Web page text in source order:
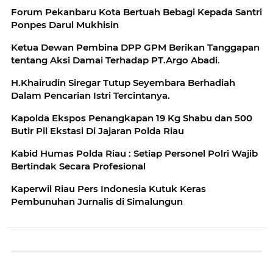
Forum Pekanbaru Kota Bertuah Bebagi Kepada Santri
Ponpes Darul Mukhisin
Ketua Dewan Pembina DPP GPM Berikan Tanggapan
tentang Aksi Damai Terhadap PT.Argo Abadi.
H.Khairudin Siregar Tutup Seyembara Berhadiah
Dalam Pencarian Istri Tercintanya.
Kapolda Ekspos Penangkapan 19 Kg Shabu dan 500
Butir Pil Ekstasi Di Jajaran Polda Riau
Kabid Humas Polda Riau : Setiap Personel Polri Wajib
Bertindak Secara Profesional
Kaperwil Riau Pers Indonesia Kutuk Keras
Pembunuhan Jurnalis di Simalungun